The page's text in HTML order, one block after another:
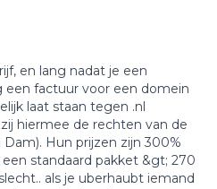
en lang nadat je een
factuur voor een domein
laat staan tegen .nl
hiermee de rechten van de
Hun prijzen zijn 300%
standaard pakket &gt; 270
als je uberhaubt iemand